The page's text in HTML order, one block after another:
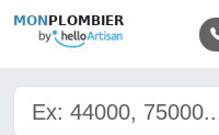
MON PLOMBIER